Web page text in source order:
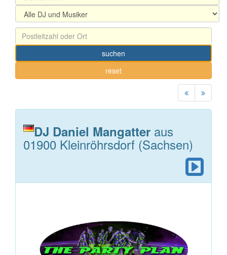
suchen
reset
DJ Daniel Mangatter aus
01900 Kleinröhrsdorf (Sachsen)